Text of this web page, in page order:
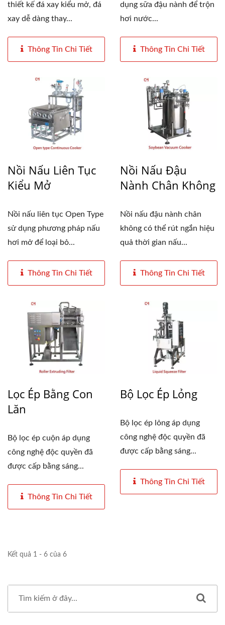
thiết kế đá xay kiểu mở, đá
xay dễ dàng thay...
Thông Tin Chi Tiết
dụng sữa đậu nành để trộn
hơi nước...
Thông Tin Chi Tiết
Nồi Nấu Liên Tục
Kiểu Mở
Nồi nấu liên tục Open Type
sử dụng phương pháp nấu
hơi mở để loại bỏ...
Thông Tin Chi Tiết
Nồi Nấu Đậu
Nành Chân Không
Nồi nấu đậu nành chân
không có thể rút ngắn hiệu
quả thời gian nấu...
Thông Tin Chi Tiết
Lọc Ép Bằng Con
Lăn
Bộ lọc ép cuộn áp dụng
công nghệ độc quyền đã
được cấp bằng sáng...
Thông Tin Chi Tiết
Bộ Lọc Ép Lỏng
Bộ lọc ép lỏng áp dụng
công nghệ độc quyền đã
được cấp bằng sáng...
Thông Tin Chi Tiết
Kết quả 1 - 6 của 6